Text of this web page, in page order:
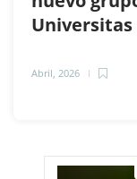
Abril, 2026